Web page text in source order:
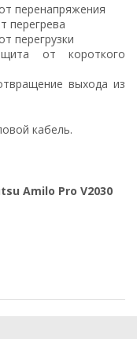
перенапряжения
перегрева
перегрузки
от короткого
выхода из
кабель.
Amilo Pro V2030